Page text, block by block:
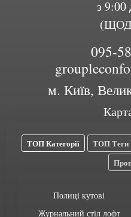
з 9:00
095-
м. Київ,
ТОП Категорії ТОП Теги
Полиці кутові
Журнальний стіл лофт